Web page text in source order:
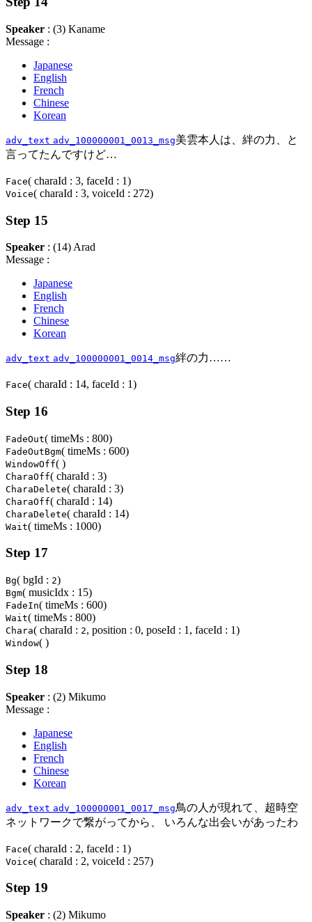
Speaker : (3) Kaname
Message :
Japanese
English
French
Chinese
Korean
adv_text adv_100000001_0013_msg美雲本人は、絆の力、と
言ってたんですけど…
Face( charaId : 3, faceId : 1)
Voice( charaId : 3, voiceId : 272)
Step 15
Speaker : (14) Arad
Message :
Japanese
English
French
Chinese
Korean
adv_text adv_100000001_0014_msg絆の力……
Face( charaId : 14, faceId : 1)
Step 16
FadeOut( timeMs : 800)
FadeOutBgm( timeMs : 600)
WindowOff( )
CharaOff( charaId : 3)
CharaDelete( charaId : 3)
CharaOff( charaId : 14)
CharaDelete( charaId : 14)
Wait( timeMs : 1000)
Step 17
Bg( bgId : 2)
Bgm( musicIdx : 15)
FadeIn( timeMs : 600)
Wait( timeMs : 800)
Chara( charaId : 2, position : 0, poseId : 1, faceId : 1)
Window( )
Step 18
Speaker : (2) Mikumo
Message :
Japanese
English
French
Chinese
Korean
adv_text adv_100000001_0017_msg鳥の人が現れて、超時空
ネットワークで繋がってから、 いろんな出会いがあったわ
Face( charaId : 2, faceId : 1)
Voice( charaId : 2, voiceId : 257)
Step 19
Speaker : (2) Mikumo